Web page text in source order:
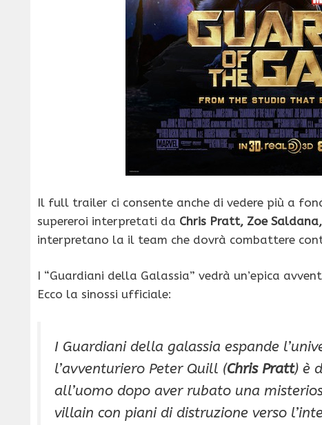
Il full trailer ci consente anche di vedere più a
supereroi interpretati da Chris Pratt, Zoe
interpretano la il team che dovrà combattere
I “Guardiani della Galassia” vedrà un’epica
Ecco la sinossi ufficiale:
I Guardiani della galassia espande
l’avventuriero Peter Quill (Chris Pratt) è
all’uomo dopo aver rubato una
villain con piani di distruzione verso